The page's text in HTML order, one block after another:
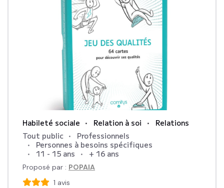
Habileté sociale Relation à soi
Relations
Tout public
Professionnels
Personnes à besoins spécifiques
11 - 15 ans
+ 16 ans
Proposé par : POPAIA
1 avis